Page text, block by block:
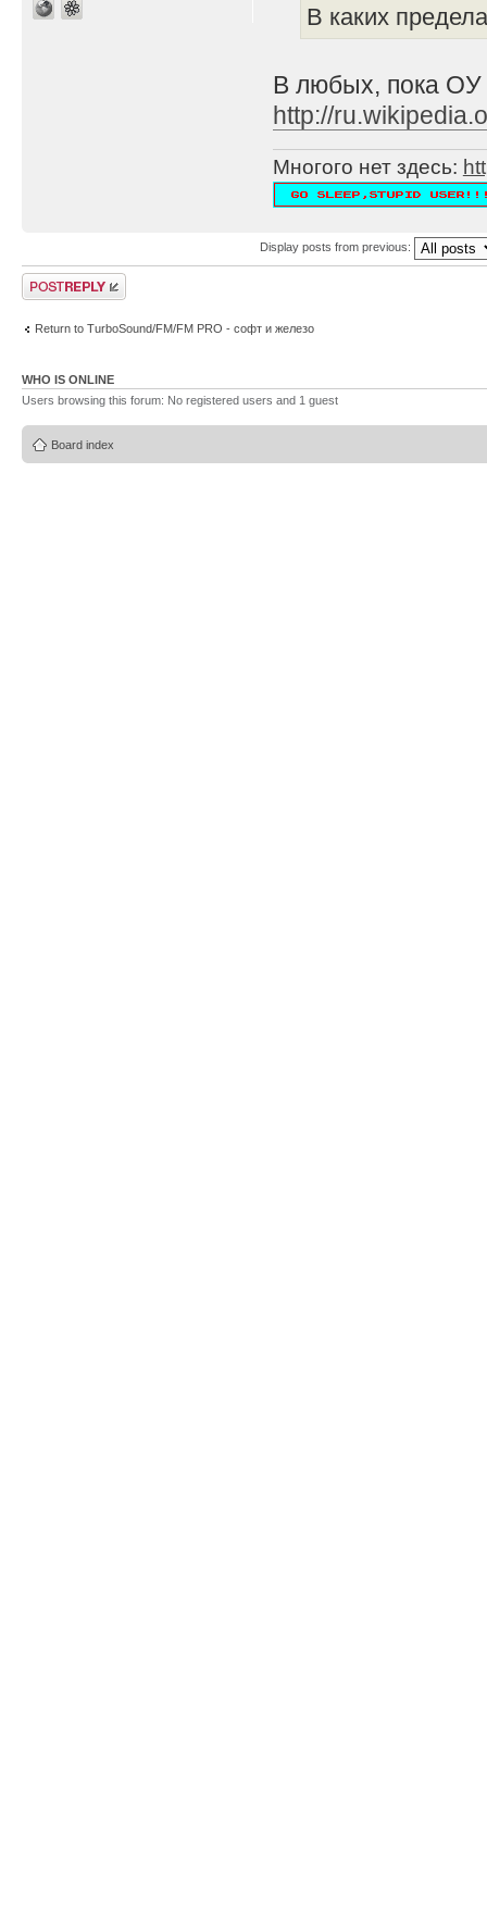
В каких
В любых, пока ОУ
http://
Многого нет здесь:
Display posts from previous:
Post a reply
Return to TurboSound/FM/FM PRO - софт и железо
WHO IS ONLINE
Users browsing this forum: No registered users and 1 guest
Board index